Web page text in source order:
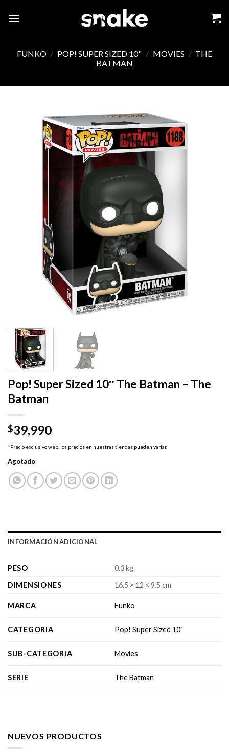
FUNKO / POP! SUPER SIZED 10" / MOVIES / THE
BATMAN
Pop! Super Sized 10″ The Batman – The
Batman
$39,990
*Precio exclusivo web, los precios en nuestras tiendas pueden variar.
Agotado
INFORMACIÓN ADICIONAL
PESO
0.3 kg
DIMENSIONES
16.5 × 12 × 9.5 cm
MARCA Funko
CATEGORIA Pop! Super Sized 10"
SUB-CATEGORIA Movies
SERIE The Batman
NUEVOS PRODUCTOS